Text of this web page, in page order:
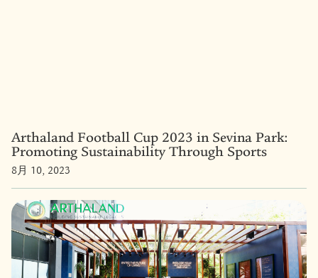
Arthaland Football Cup 2023 in Sevina Park:
Promoting Sustainability Through Sports
8月 10, 2023